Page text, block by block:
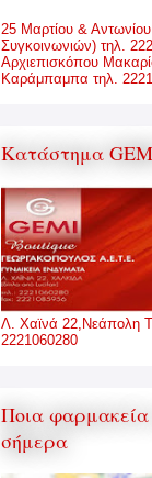
25 Μαρτίου &
Συγκοινωνιών) τηλ.
Αρχιεπισκόπου
Καράμπαμπα τηλ.
Κατάστημα
Λ. Χαϊνά 22,Νεάπολη
2221060280
Ποια
σήμερα